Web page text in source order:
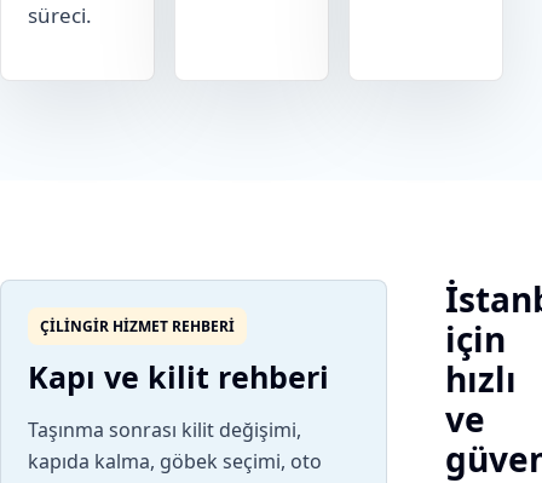
süreci.
ÇILINGIR HIZMET REHBERI
Kapı ve kilit rehberi
Taşınma sonrası kilit değişimi,
kapıda kalma, göbek seçimi, oto
için
hızlı
ve